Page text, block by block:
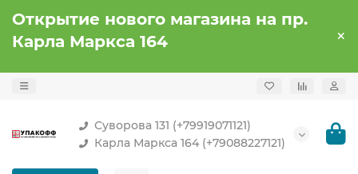
Открытие нового магазина на пр.
Карла Маркса 164
Суворова 131 (+79919071121)
Карла Маркса 164 (+79088227121)